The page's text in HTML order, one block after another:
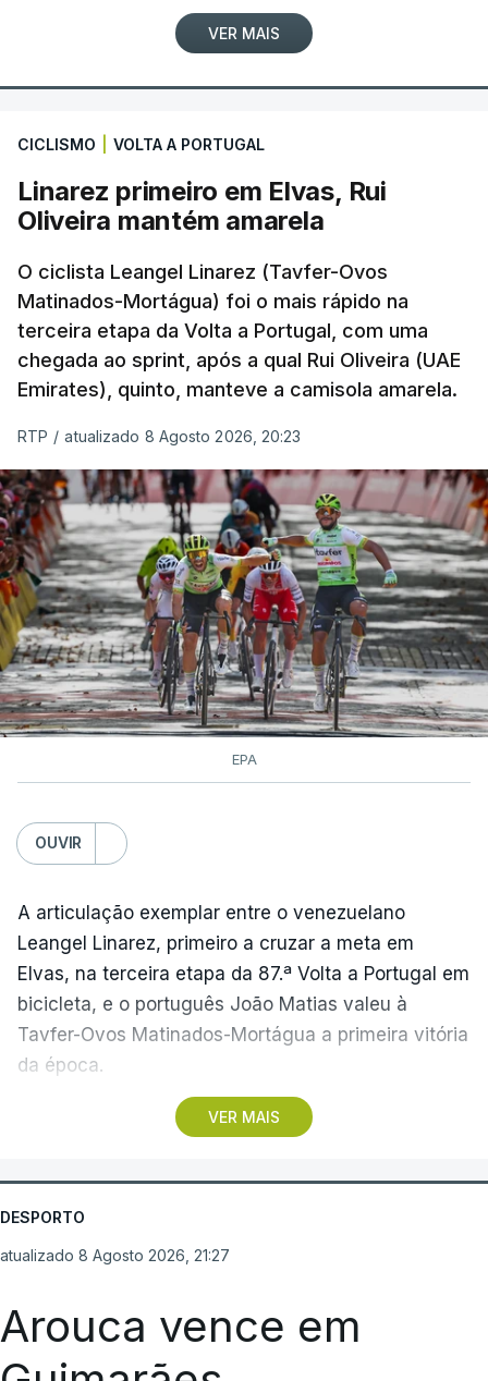
VER MAIS
CICLISMO VOLTA A PORTUGAL
Linarez primeiro em Elvas, Rui
Oliveira mantém amarela
O ciclista Leangel Linarez (Tavfer-Ovos
Matinados-Mortágua) foi o mais rápido na
terceira etapa da Volta a Portugal, com uma
chegada ao sprint, após a qual Rui Oliveira (UAE
Emirates), quinto, manteve a camisola amarela.
RTP / atualizado 8 Agosto 2026, 20:23
EPA
OUVIR
VER MAIS
A articulação exemplar entre o venezuelano
Leangel Linarez, primeiro a cruzar a meta em
Elvas, na terceira etapa da 87.ª Volta a Portugal em
bicicleta, e o português João Matias valeu à
Tavfer-Ovos Matinados-Mortágua a primeira vitória
da época.
Discreta nas chegadas ao Palácio Nacional de
feira, a equipa dirigida por Gustavo Veloso
apresentou a sua melhor versão nos derradeiros
metros da tirada mais longa da corrida, marcados
camisola amarela, Rui Oliveira (UAE Emirates), no
sprint.
DESPORTO
atualizado 8 Agosto 2026, 21:27
Arouca vence em